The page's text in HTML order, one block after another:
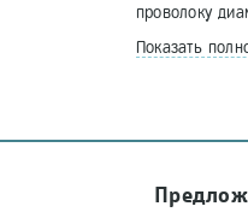
проволоку
Показать